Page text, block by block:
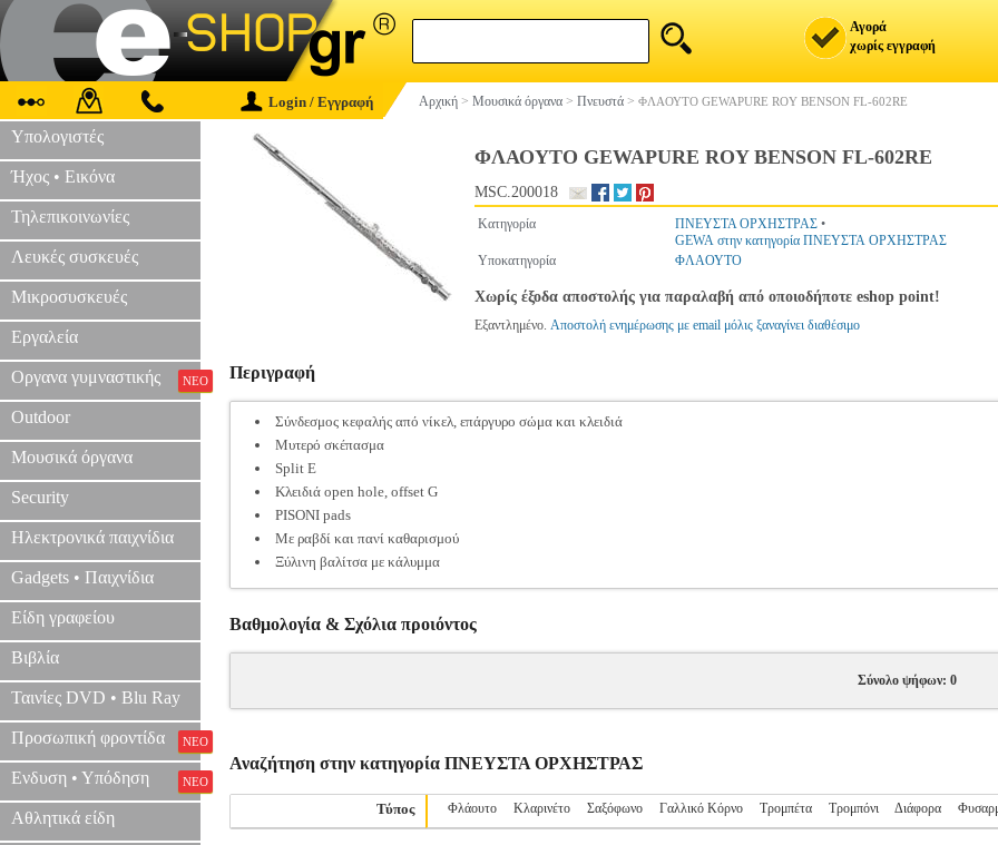
Αγορά
χωρίς εγγραφή
Login / Εγγραφή Αρχική > Μουσικά όργανα > Πνευστά > ΦΛΑΟΥΤΟ GEWAPURE ROY BENSON FL-602RE
Υπολογιστές
Ήχος • Εικόνα
Τηλεπικοινωνίες
Λευκές συσκευές
Μικροσυσκευές
Εργαλεία
Οργανα γυμναστικής ΝΕΟ
Outdoor
Μουσικά όργανα
Security
Ηλεκτρονικά παιχνίδια
Gadgets • Παιχνίδια
Είδη γραφείου
Βιβλία
Ταινίες DVD • Blu Ray
Προσωπική φροντίδα ΝΕΟ
Ενδυση • Υπόδηση ΝΕΟ
Αθλητικά είδη
ΦΛΑΟΥΤΟ GEWAPURE ROY BENSON FL-602RE
MSC.200018
Κατηγορία ΠΝΕΥΣΤΑ ΟΡΧΗΣΤΡΑΣ •
GEWA στην κατηγορία ΠΝΕΥΣΤΑ ΟΡΧΗΣΤΡΑΣ
Υποκατηγορία
ΦΛΑΟΥΤΟ
Χωρίς έξοδα αποστολής για παραλαβή από οποιοδήποτε eshop point!
Εξαντλημένο. Αποστολή ενημέρωσης με email μόλις ξαναγίνει διαθέσιμο
Περιγραφή
Σύνδεσμος κεφαλής από νίκελ, επάργυρο σώμα και κλειδιά
Μυτερό σκέπασμα
Split E
Κλειδιά open hole, offset G
PISONI pads
Με ραβδί και πανί καθαρισμού
Ξύλινη βαλίτσα με κάλυμμα
Βαθμολογία & Σχόλια προιόντος
Σύνολο ψήφων: 0
Αναζήτηση στην κατηγορία ΠΝΕΥΣΤΑ ΟΡΧΗΣΤΡΑΣ
Τύπος Φλάουτο Κλαρινέτο Σαξόφωνο Γαλλικό Κόρνο Τρομπέτα Τρομπόνι Διάφορα